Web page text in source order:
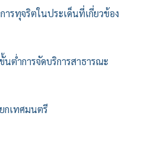
ารทุจริตในประเด็นที่เกี่ยวข้อง
ต่ำการจัดบริการสาธารณะ
กเทศมนตรี